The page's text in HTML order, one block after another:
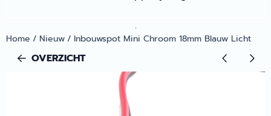
.
Home / Nieuw/ Inbouwspot Mini Chroom 18mm Blauw Licht
OVERZICHT